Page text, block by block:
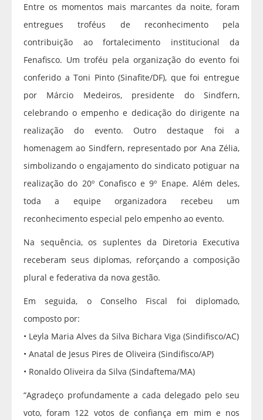
Entre os momentos mais marcantes da noite, foram
entregues troféus de reconhecimento pela
contribuição ao fortalecimento institucional da
Fenafisco. Um troféu pela organização do evento foi
conferido a Toni Pinto (Sinafite/DF), que foi entregue
por Márcio Medeiros, presidente do Sindfern,
celebrando o empenho e dedicação do dirigente na
realização do evento. Outro destaque foi a
homenagem ao Sindfern, representado por Ana Zélia,
simbolizando o engajamento do sindicato potiguar na
realização do 20º Conafisco e 9º Enape. Além deles,
toda a equipe organizadora recebeu um
reconhecimento especial pelo empenho ao evento.
Na sequência, os suplentes da Diretoria Executiva
receberam seus diplomas, reforçando a composição
plural e federativa da nova gestão.
Em seguida, o Conselho Fiscal foi diplomado,
composto por:
• Leyla Maria Alves da Silva Bichara Viga (Sindifisco/AC)
• Anatal de Jesus Pires de Oliveira (Sindifisco/AP)
• Ronaldo Oliveira da Silva (Sindaftema/MA)
“Agradeço profundamente a cada delegado pelo seu
voto, foram 122 votos de confiança em mim e nos